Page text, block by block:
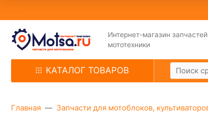
Интернет-магазин
мототехники
КАТАЛОГ ТОВАРОВ
Главная Запчасти для мотоблоков,